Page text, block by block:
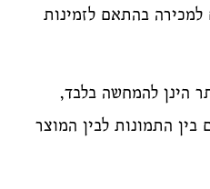
למכירה בהתאם לזמינות
הינן להמחשה בלבד,
בין התמונות לבין המוצר